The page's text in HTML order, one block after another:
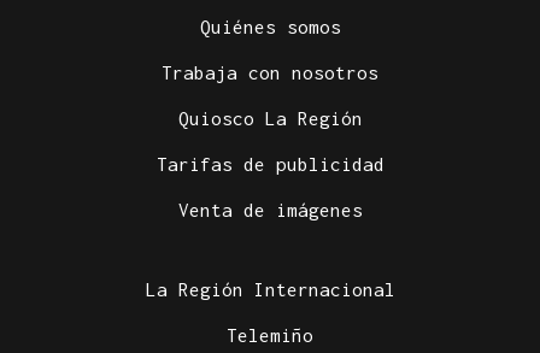
Quiénes somos
Trabaja con nosotros
Quiosco La Región
Tarifas de publicidad
Venta de imágenes
La Región Internacional
Telemiño